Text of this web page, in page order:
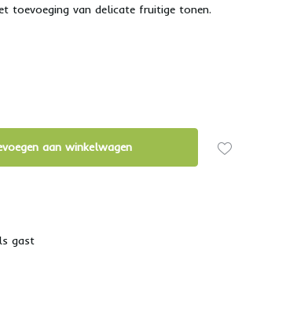
toevoeging van delicate fruitige tonen.
aan winkelwagen
gast